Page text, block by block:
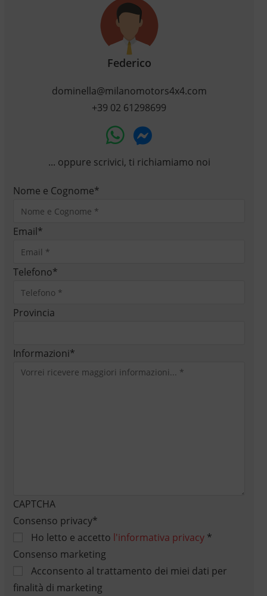
Federico
dominella@milanomotors4x4.com
+39 02 61298699
... oppure scrivici, ti richiamiamo noi
Nome e Cognome*
Email*
Telefono*
Provincia
Informazioni*
CAPTCHA
Consenso privacy*
Ho letto e accetto l'informativa privacy*
Consenso marketing
Acconsento al trattamento dei miei dati per
finalità di marketing